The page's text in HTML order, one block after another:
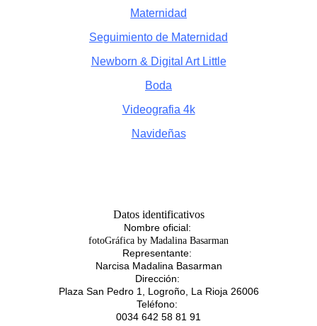
Maternidad
Seguimiento de Maternidad
Newborn & Digital Art Little
Boda
Videografia 4k
Navideñas
Datos identificativos
Nombre oficial:
fotoGráfica by Madalina Basarman
Representante:
Narcisa Madalina Basarman
Dirección:
Plaza San Pedro 1, Logroño, La Rioja 26006
Teléfono:
0034 642 58 81 91